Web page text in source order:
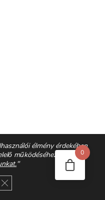
élmény érdekében
működéséhez kérjük
"
Close GDPR Cookie Banner
0